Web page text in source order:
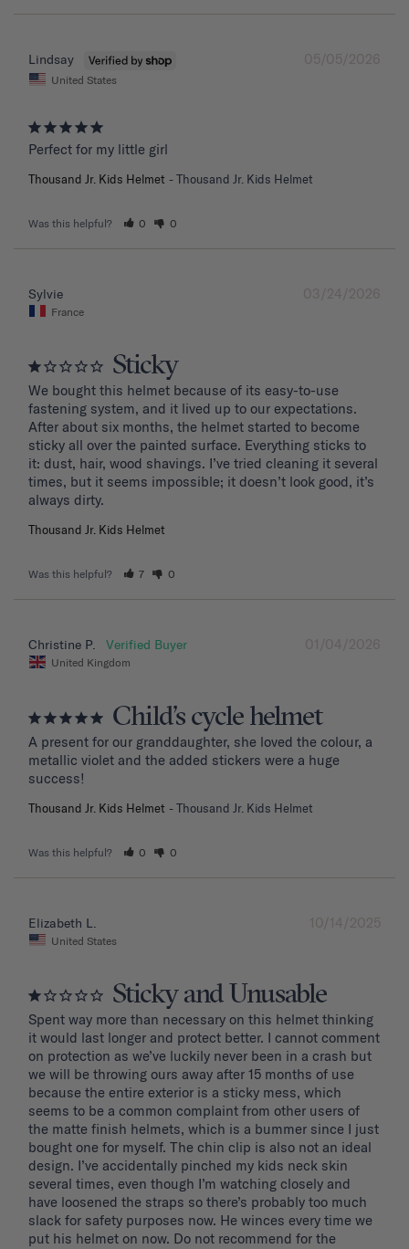
05/05/2026
Lindsay
United States
Perfect for my little girl
Thousand Jr. Kids Helmet Thousand Jr. Kids Helmet
Was this helpful? 0 0
03/24/2026
Sylvie
France
Sticky
We bought this helmet because of its easy-to-use
fastening system, and it lived up to our expectations.
After about six months, the helmet started to become
sticky all over the painted surface. Everything sticks to
it: dust, hair, wood shavings. I’ve tried cleaning it several
times, but it seems impossible; it doesn’t look good, it’s
Thousand Jr. Kids Helmet
Was this helpful? 7 0
01/04/2026
Christine P.
United Kingdom
Child’s cycle helmet
A present for our granddaughter, she loved the colour, a
metallic violet and the added stickers were a huge
success!
Thousand Jr. Kids Helmet Thousand Jr. Kids Helmet
Was this helpful? 0 0
10/14/2025
Elizabeth L.
United States
Sticky and Unusable
Spent way more than necessary on this helmet thinking
it would last longer and protect better. I cannot comment
on protection as we’ve luckily never been in a crash but
we will be throwing ours away after 15 months of use
because the entire exterior is a sticky mess, which
seems to be a common complaint from other users of
the matte finish helmets, which is a bummer since I just
bought one for myself. The chin clip is also not an ideal
design. I’ve accidentally pinched my kids neck skin
several times, even though I’m watching closely and
have loosened the straps so there’s probably too much
slack for safety purposes now. He winces every time we
put his helmet on now. Do not recommend for the